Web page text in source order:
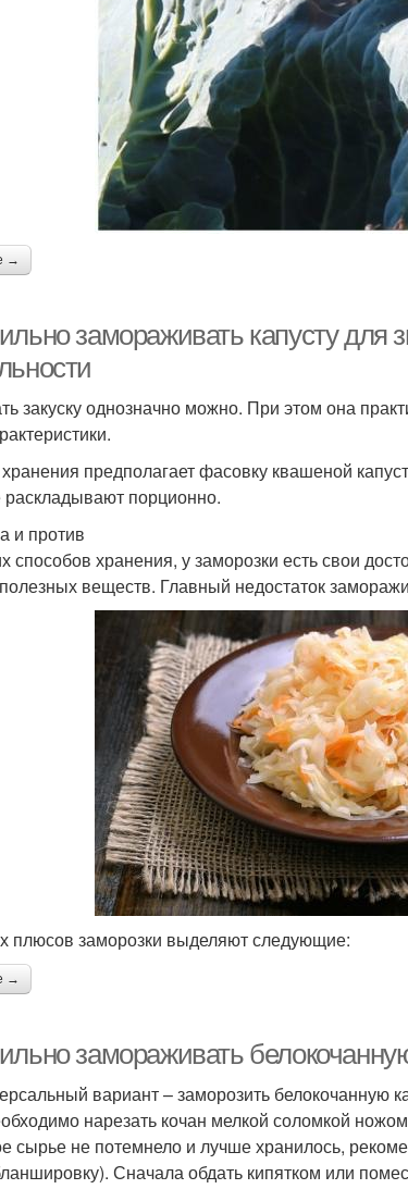
→
замораживать капусту для
закуску однозначно можно. При этом она
предполагает фасовку квашеной
порционно.
и против
способов хранения, у заморозки есть свои
веществ. Главный недостаток
плюсов заморозки выделяют следующие:
→
замораживать
вариант – заморозить белокочанную
нарезать кочан мелкой соломкой
сырье не потемнело и лучше хранилось,
Сначала обдать кипятком или